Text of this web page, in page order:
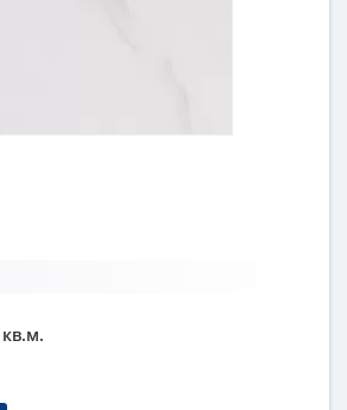
кв.м.